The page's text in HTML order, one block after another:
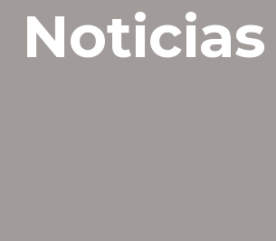
Noticias